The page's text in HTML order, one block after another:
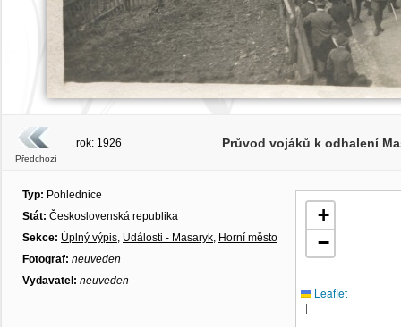
Předchozí
rok: 1926 Průvod vojáků k odhalení
Typ: Pohlednice
Stát: Československá republika
Sekce: Úplný výpis, Události - Masaryk, Horní město
Fotograf: neuveden
Vydavatel: neuveden
+
−
Leaflet
|